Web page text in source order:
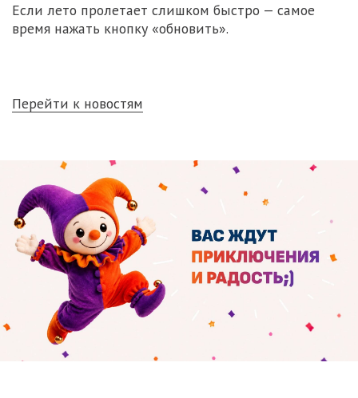
Если лето пролетает слишком быстро — самое
время нажать кнопку «обновить».
Перейти к новостям